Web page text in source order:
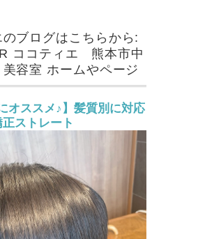
ブログはこちらから:
ココティエ 熊本市中
容室 ホームやページ
オススメ♪】髪質別に対応
ストレート